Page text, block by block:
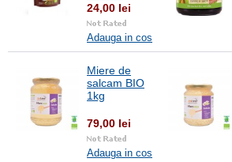
24,00 lei
Adauga in cos
Miere de
salcam BIO
1kg
79,00 lei
Adauga in cos